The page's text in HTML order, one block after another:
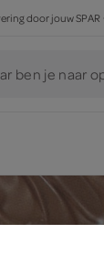
door jouw SPAR
ben je naar